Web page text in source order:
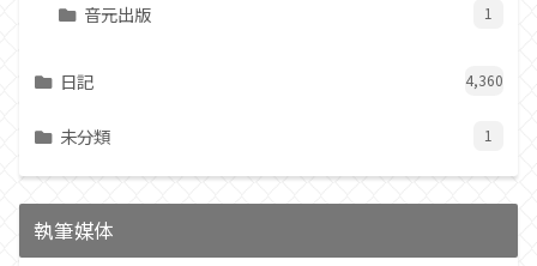
音元出版 1
日記 4,360
未分類 1
執筆媒体